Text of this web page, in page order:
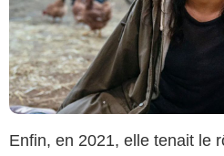
Enfin, en 2021, elle tenait le